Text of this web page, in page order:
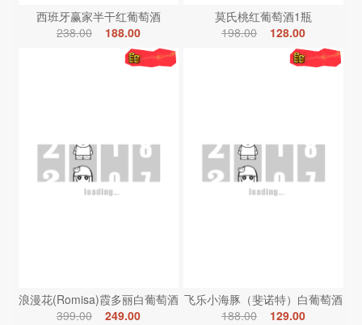
西班牙赢家半干红葡萄酒
238.00
188.00
莫氏桃红葡萄酒1瓶
198.00
128.00
浪漫花(Romisa)霞多丽白葡萄酒
399.00
249.00
飞乐小海豚（斐诺特）白葡萄酒
188.00
129.00